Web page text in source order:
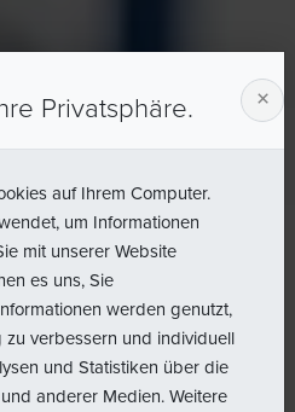
Privatsphäre. ×
auf Ihrem Computer.
um Informationen
mit unserer Website
es uns, Sie
werden genutzt,
verbessern und individuell
und Statistiken über die
anderer Medien. Weitere